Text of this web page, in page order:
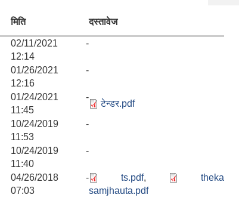
मिति दस्तावेज
02/11/2021 -
12:14
01/26/2021 -
12:16
01/24/2021 -
11:45
टेन्डर.pdf
10/24/2019 -
11:53
10/24/2019 -
11:40
04/26/2018 -
07:03
ts.pdf,
theka
samjhauta.pdf